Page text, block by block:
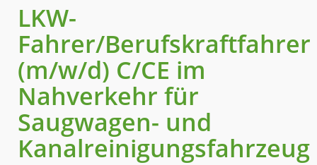
LKW-
Fahrer/Berufskraftfahrer
(m/w/d) C/CE im
Nahverkehr für
Saugwagen- und